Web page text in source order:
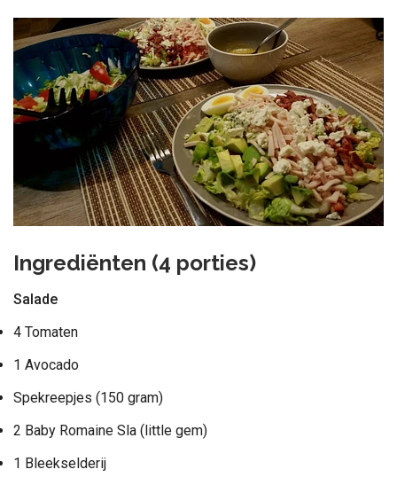
Ingrediënten (4 porties)
Salade
4 Tomaten
1 Avocado
Spekreepjes (150 gram)
2 Baby Romaine Sla (little gem)
1 Bleekselderij